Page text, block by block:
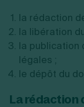
la rédaction
la libération
la publication
légales ;
le dépôt du
La rédaction